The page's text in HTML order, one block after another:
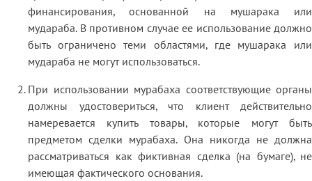
финансирования, основанной на мушарака или
мудараба. В противном случае ее использование должно
быть ограничено теми областями, где мушарака или
мудараба не могут использоваться.
При использовании мурабаха соответствующие органы
должны удостовериться, что клиент действительно
намеревается купить товары, которые могут быть
предметом сделки мурабаха. Она никогда не должна
рассматриваться как фиктивная сделка (на бумаге), не
имеющая фактического основания.